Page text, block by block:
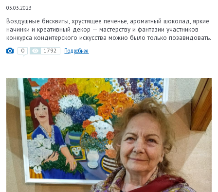
03.03.2023
Воздушные бисквиты, хрустящее печенье, ароматный шоколад, яркие
начинки и креативный декор — мастерству и фантазии участников
конкурса кондитерского искусства можно было только позавидовать.
0 1792 Подробнее